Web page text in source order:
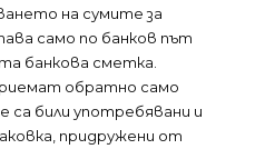
на сумите за
само по банков път
банкова сметка.
обратно само
са били употребявани и
придружени от